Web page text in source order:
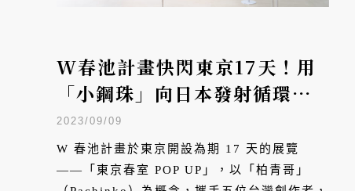
W春池計畫快閃東京17天！用
「小鋼珠」向日本發射循環設
計力
2023/09/09
W 春池計畫於東京開設為期 17 天的展覽
——「東京春室 POP UP」，以「柏青哥」